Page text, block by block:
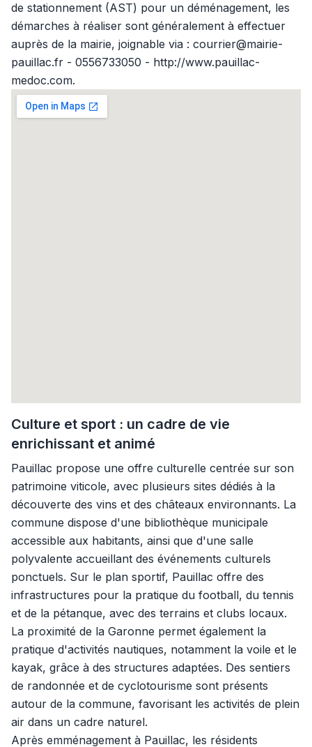
de stationnement (AST) pour un déménagement, les
démarches à réaliser sont généralement à effectuer
auprès de la mairie, joignable via : courrier@mairie-
pauillac.fr - 0556733050 - http://www.pauillac-
medoc.com.
Culture et sport : un cadre de vie
enrichissant et animé
Pauillac propose une offre culturelle centrée sur son
patrimoine viticole, avec plusieurs sites dédiés à la
découverte des vins et des châteaux environnants. La
commune dispose d'une bibliothèque municipale
accessible aux habitants, ainsi que d'une salle
polyvalente accueillant des événements culturels
ponctuels. Sur le plan sportif, Pauillac offre des
infrastructures pour la pratique du football, du tennis
et de la pétanque, avec des terrains et clubs locaux.
La proximité de la Garonne permet également la
pratique d'activités nautiques, notamment la voile et le
kayak, grâce à des structures adaptées. Des sentiers
de randonnée et de cyclotourisme sont présents
autour de la commune, favorisant les activités de plein
air dans un cadre naturel.
Après emménagement à Pauillac, les résidents